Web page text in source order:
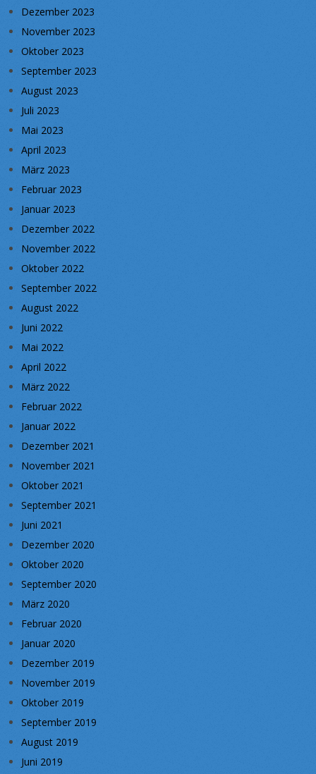
Dezember 2023
November 2023
Oktober 2023
September 2023
August 2023
Juli 2023
Mai 2023
April 2023
März 2023
Februar 2023
Januar 2023
Dezember 2022
November 2022
Oktober 2022
September 2022
August 2022
Juni 2022
Mai 2022
April 2022
März 2022
Februar 2022
Januar 2022
Dezember 2021
November 2021
Oktober 2021
September 2021
Juni 2021
Dezember 2020
Oktober 2020
September 2020
März 2020
Februar 2020
Januar 2020
Dezember 2019
November 2019
Oktober 2019
September 2019
August 2019
Juni 2019